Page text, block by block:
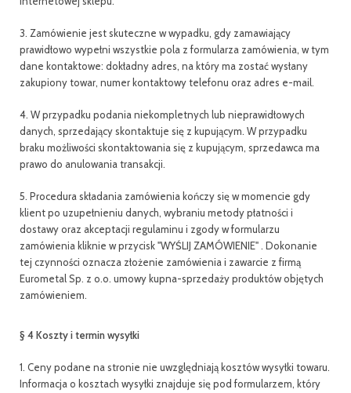
3. Zamówienie jest skuteczne w wypadku, gdy zamawiający
prawidłowo wypełni wszystkie pola z formularza zamówienia, w tym
dane kontaktowe: dokładny adres, na który ma zostać wysłany
zakupiony towar, numer kontaktowy telefonu oraz adres e-mail.
4. W przypadku podania niekompletnych lub nieprawidłowych
danych, sprzedający skontaktuje się z kupującym. W przypadku
braku możliwości skontaktowania się z kupującym, sprzedawca ma
prawo do anulowania transakcji.
5. Procedura składania zamówienia kończy się w momencie gdy
klient po uzupełnieniu danych, wybraniu metody płatności i
dostawy oraz akceptacji regulaminu i zgody w formularzu
zamówienia kliknie w przycisk "WYŚLIJ ZAMÓWIENIE" . Dokonanie
tej czynności oznacza złożenie zamówienia i zawarcie z firmą
Eurometal Sp. z o.o. umowy kupna-sprzedaży produktów objętych
zamówieniem.
§ 4 Koszty i termin wysyłki
1. Ceny podane na stronie nie uwzględniają kosztów wysyłki towaru.
Informacja o kosztach wysyłki znajduje się pod formularzem, który